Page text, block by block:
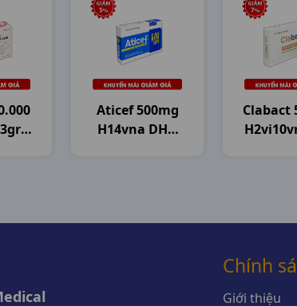
Aticef 500mg
H14vna DHG
Clabact
Chính
Giới thiệu